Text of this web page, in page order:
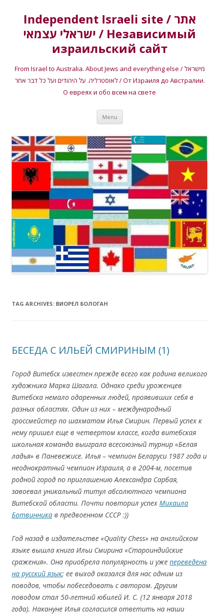
Independent Israeli site / אתר
ישראלי עצמאי / Независимый
израильский сайт
From Israel to Australia. About Jews and everything else / מישראל
לאוסטרליה. על היהודים ועל כל דבר אחר / От Израиля до Австралии.
О евреях и обо всем на свете
Menu Skip
content
TAG ARCHIVES: ВИОРЕЛ БОЛОГАН
БЕСЕДА С ИЛЬЕЙ СМИРИНЫМ (1)
Город Витебск известен прежде всего как родина великого
художника Марка Шагала. Однако среди уроженцев
Витебска немало одаренных людей, проявивших себя в
разных областях. Один из них – международный
гроссмейстер по шахматам Илья Смирин. Первый успех к
нему пришел еще в четвертом классе, когда витебская
школьная команда выиграла всесоюзный турнир «Белая
ладья» в Паневежисе. Илья – чемпион Беларуси 1987 года и
неоднократный чемпион Израиля, а в 2004-м, посетив
родной город по приглашению Александра Сарбая,
завоевал уникальный титул абсолютного чемпиона
Витебской области. Почти повторил успех Михаила
Ботвинника в предвоенном СССР :))
Год назад в издательстве «Quality Chess» на английском
языке вышла книга Ильи Смирина «Староиндийские
сражения». Она приобрела популярность и уже переведена
на русский язык; ее выход оказался для нас одним из
поводов, чтобы побеседовать с автором. Другим
поводом стал 50-летний юбилей И. С. (12 января 2018
года). Накануне Илья согласился ответить на наши